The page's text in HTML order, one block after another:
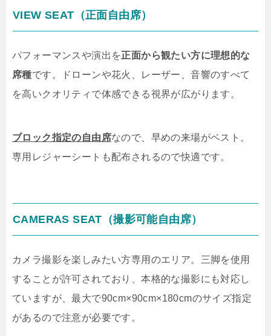
VIEW SEAT（正面自由席）
パフォーマンスや演出を正面から観たい方に理想的な
席種です。ドローンや花火、レーザー、音響のすべて
を高いクオリティで体感できる視界が広がります。
ブロック指定の自由席なので、早めの来場がベスト。
専用レジャーシートも配布されるので快適です。
CAMERAS SEAT（撮影可能自由席）
カメラ撮影を楽しみたい方専用のエリア。三脚を使用
することが許可されており、本格的な撮影にも対応し
ていますが、最大で90cm×90cm×180cmのサイズ指定
があるので注意が必要です。